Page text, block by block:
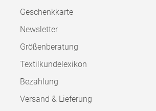
Geschenkkarte
Newsletter
Größenberatung
Textilkundelexikon
Bezahlung
Versand & Lieferung